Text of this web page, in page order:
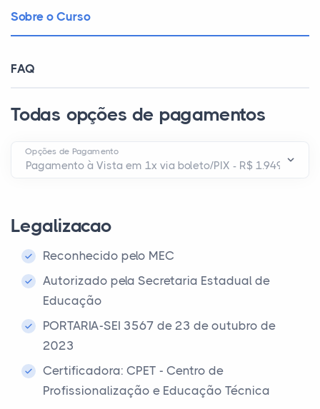
Sobre o Curso
FAQ
Todas opções de pagamentos
Opções de Pagamento
Legalizacao
Reconhecido pelo MEC
Autorizado pela Secretaria Estadual de
Educação
PORTARIA-SEI 3567 de 23 de outubro de
2023
Certificadora: CPET - Centro de
Profissionalização e Educação Técnica